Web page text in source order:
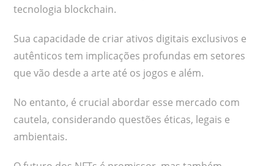
tecnologia blockchain.
Sua capacidade de criar ativos digitais exclusivos e
autênticos tem implicações profundas em setores
que vão desde a arte até os jogos e além.
No entanto, é crucial abordar esse mercado com
cautela, considerando questões éticas, legais e
ambientais.